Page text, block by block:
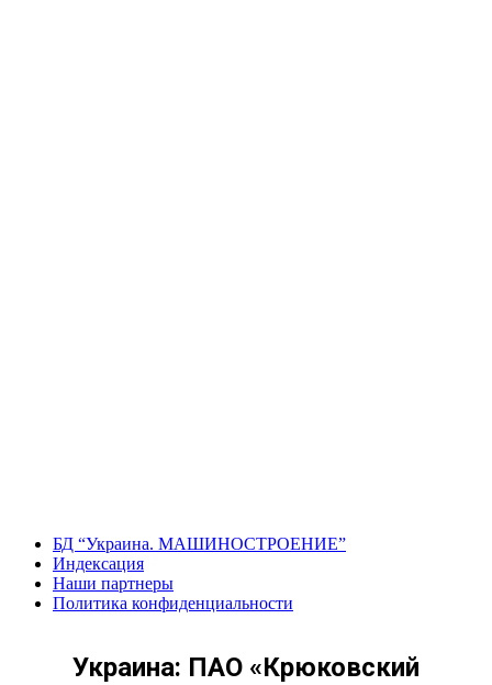
содержанию
БД “Украина. МАШИНОСТРОЕНИЕ”
Индекcация
Наши партнеры
Политика конфиденциальности
Украина: ПАО «Крюковский